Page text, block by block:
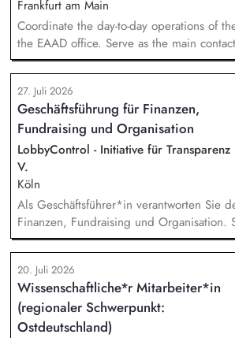
Frankfurt am Main
Coordinate the day-to-day operations of
the EAAD office. Serve as the main
partners and general enquiries. Support
Directors by organising meetings,
following up on decisions. Coordinate the
website, newsletters and social media.
campaigns and communication activities.
develop EAAD's fundraising activities.
27. Juli 2026
Geschäftsführung für Finanzen,
Fundraising und Organisation
LobbyControl - Initiative für
V.
Köln
Als Geschäftsführer*in verantworten Sie
Finanzen, Fundraising und Organisation.
für die Finanzplanung, das Controlling
des Rechnungswesens. Sie leiten das
entwickeln eine nachhaltige Fundraising
verantwortlich für das
Steuerung von Prozessen zur
20. Juli 2026
Wissenschaftliche*r Mitarbeiter*in
(regionaler Schwerpunkt:
Ostdeutschland)